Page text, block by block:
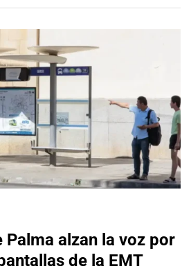
Palma alzan la voz por
de la EMT